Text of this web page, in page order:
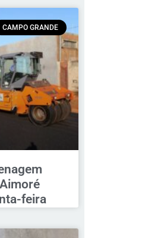
CAMPO GRANDE
feira